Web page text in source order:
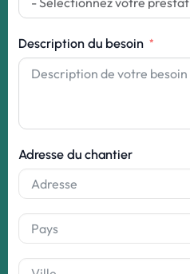
Description du besoin
Adresse du chantier